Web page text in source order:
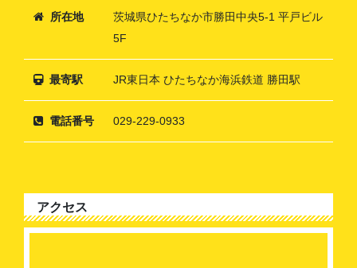
所在地
茨城県ひたちなか市勝田中央5-1 平戸ビル
5F
最寄駅 JR東日本 ひたちなか海浜鉄道 勝田駅
電話番号 029-229-0933
アクセス